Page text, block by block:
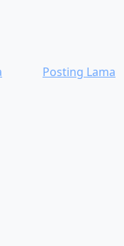
Posting Lama